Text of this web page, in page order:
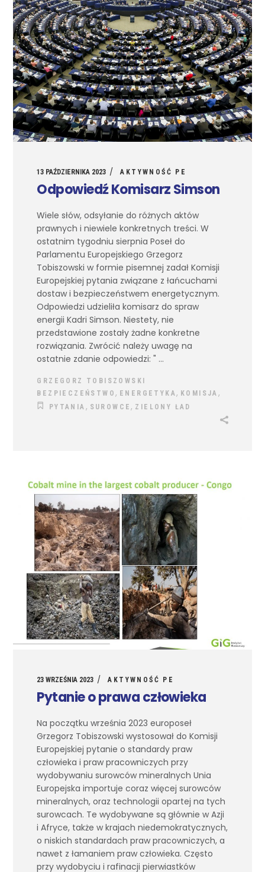
13 PAŹDZIERNIKA 2023 AKTYWNOŚĆ PE
Odpowiedź Komisarz Simson
Wiele słów, odsyłanie do różnych aktów
prawnych i niewiele konkretnych treści. W
ostatnim tygodniu sierpnia Poseł do
Parlamentu Europejskiego Grzegorz
Tobiszowski w formie pisemnej zadał Komisji
Europejskiej pytania związane z łańcuchami
dostaw i bezpieczeństwem energetycznym.
Odpowiedzi udzieliła komisarz do spraw
energii Kadri Simson. Niestety, nie
przedstawione zostały żadne konkretne
rozwiązania. Zwrócić należy uwagę na
ostatnie zdanie odpowiedzi: "
GRZEGORZ TOBISZOWSKI
BEZPIECZEŃSTWO , ENERGETYKA , KOMISJA ,
PYTANIA , SUROWCE , ZIELONY ŁAD
23 WRZEŚNIA 2023 AKTYWNOŚĆ PE
Pytanie o prawa człowieka
Na początku września 2023 europoseł
Grzegorz Tobiszowski wystosował do Komisji
Europejskiej pytanie o standardy praw
człowieka i praw pracowniczych przy
wydobywaniu surowców mineralnych Unia
Europejska importuje coraz więcej surowców
mineralnych, oraz technologii opartej na tych
surowcach. Te wydobywane są głównie w Azji
i Afryce, także w krajach niedemokratycznych,
o niskich standardach praw pracowniczych, a
nawet z łamaniem praw człowieka. Często
przy wydobyciu i rafinacji pierwiastków